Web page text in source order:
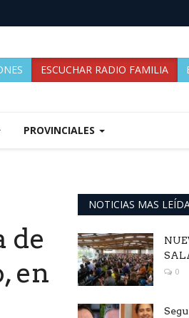
ESCUCHAR RADIO FAMILIA
PROVINCIALES
de
en
NOTICIAS MAS
0